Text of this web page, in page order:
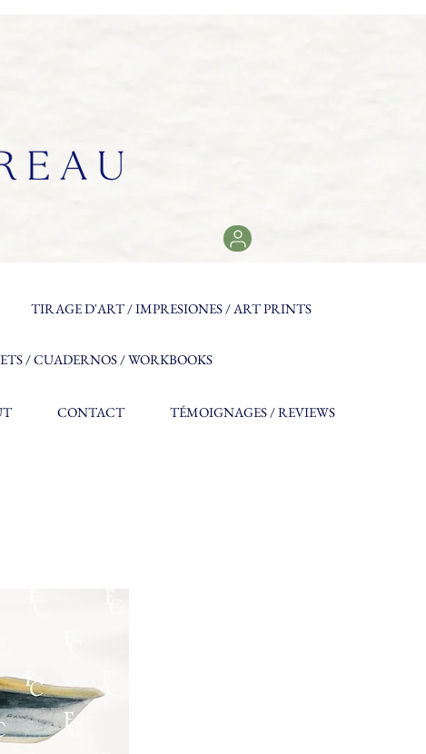
TIRAGE D'ART / IMPRESIONES / ART PRINTS
/ CUADERNOS / WORKBOOKS
CONTACT TÉMOIGNAGES / REVIEWS